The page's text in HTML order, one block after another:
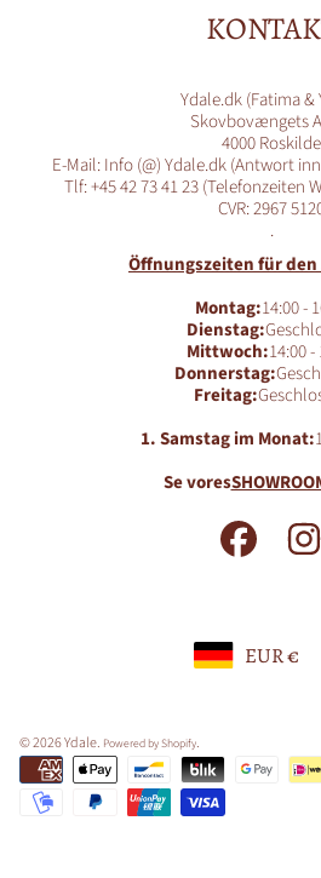
Ydale.dk (Fatima &
Skovbovængets
4000 Roskilde
E-Mail: Info (@) Ydale.dk (Antwort
Tlf: +45 42 73 41 23 (Telefonzeiten
CVR: 2967
.
Öffnungszeiten für
Montag:14:00 -
Dienstag:
Mittwoch:14:00 -
Donnerstag:
Freitag:
1. Samstag im Monat:
Se vores
FACEBOOK
© 2026 Ydale. Powered by Shopify.
Zahlungsarten
EUR €